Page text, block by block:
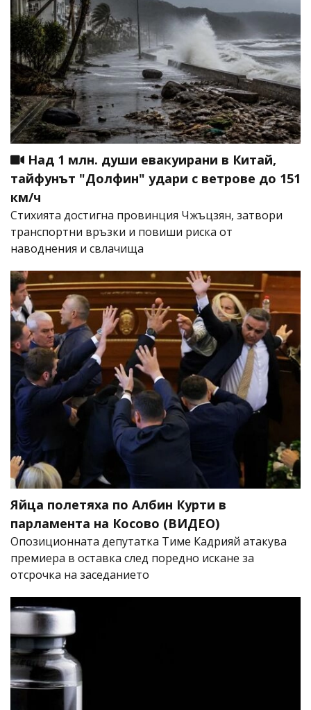
Над 1 млн. души евакуирани в Китай,
тайфунът "Долфин" удари с ветрове до 151
км/ч
Стихията достигна провинция Чжъцзян, затвори
транспортни връзки и повиши риска от
наводнения и свлачища
Яйца полетяха по Албин Курти в
парламента на Косово (ВИДЕО)
Опозиционната депутатка Тиме Кадрияй атакува
премиера в оставка след поредно искане за
отсрочка на заседанието